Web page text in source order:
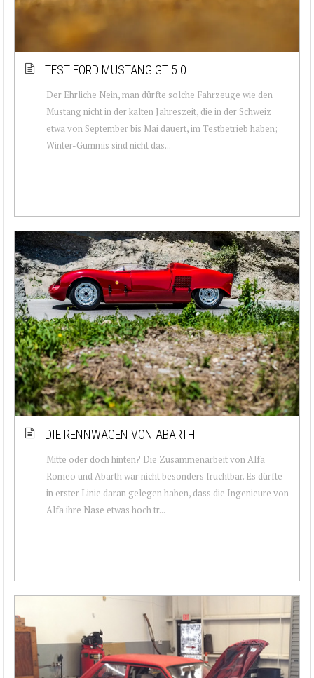
TEST FORD MUSTANG GT 5.0
Der Ehrliche Nein, man dürfte solche Fahrzeuge wie den
Mustang nicht in der kalten Jahreszeit, die in der Schweiz
etwa von September bis Mai dauert, im Testbetrieb haben;
Winter-Gummis sind nicht das...
DIE RENNWAGEN VON ABARTH
Mitte oder doch hinten? Die Zusammenarbeit von Alfa
Romeo und Abarth war nicht besonders fruchtbar. Es dürfte
in erster Linie daran gelegen haben, dass die Ingenieure von
Alfa ihre Nase etwas hoch tr...